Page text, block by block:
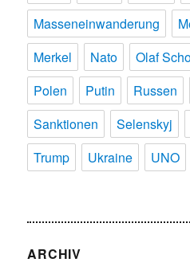
Masseneinwanderung
Merkel
Nato Olaf
Polen
Putin Russen
Sanktionen
Selenskyj
Trump
Ukraine UNO
ARCHIV